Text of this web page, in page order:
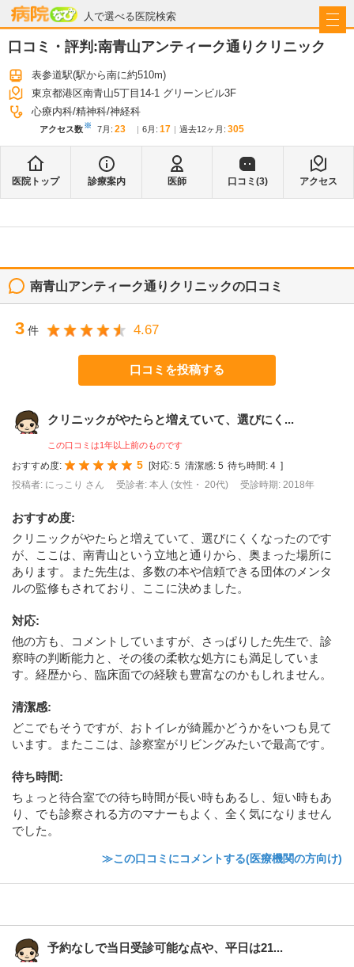
人で選べる医院検索
病院なび
口コミ・評判:南青山アンティーク通りクリニック
表参道駅(駅から南に約510m)
東京都港区南青山5丁目14-1 グリーンビル3F
心療内科 精神科 神経科
アクセス数※ 7月 : 23 6月 : 17 過去12ヶ月: 305
医院トップ 診療案内 医師 口コミ(3) アクセス
南青山アンティーク通りクリニックの口コミ
3 件 4.67
口コミを投稿する
クリニックがやたらと増えていて、選びにく...
この口コミは1年以上前のものです
おすすめ度: 5 [対応: 5 清潔感: 5 待ち時間: 4 ]
投稿者: にっこり さん
受診者: 本人 (女性・ 20代) 受診時期: 2018年
おすすめ度:
クリニックがやたらと増えていて、選びにくくなったのです
が、ここは、南青山という立地と通りから、奥まった場所に
あります。また先生は、多数の本や信頼できる団体のメンタ
ルの監修もされており、ここに決めました。
対応:
他の方も、コメントしていますが、さっぱりした先生で、診
察時の判断能力と、その後の柔軟な処方にも満足していま
す。経歴から、臨床面での経験も豊富なのかもしれません。
清潔感:
どこでもそうですが、おトイレが綺麗かどうかをいつも見て
います。またここは、診察室がリビングみたいで最高です。
待ち時間:
ちょっと待合室での待ち時間が長い時もあるし、短い時もあ
り、でも診察される方のマナーもよく、全く気になりません
でした。
≫この口コミにコメントする(医療機関の方向け)
予約なしで当日受診可能な点や、平日は21...